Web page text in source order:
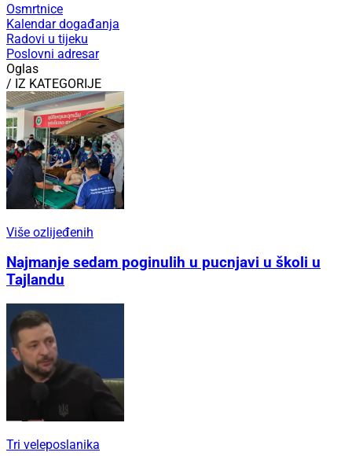
Osmrtnice
Kalendar događanja
Radovi u tijeku
Poslovni adresar
Oglas
/ IZ KATEGORIJE
Više ozlijeđenih
Najmanje sedam poginulih u pucnjavi u školi u
Tajlandu
Tri veleposlanika